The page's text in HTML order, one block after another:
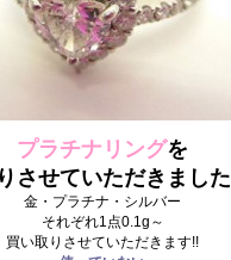
プラチナリングを
させていただきました
金・プラチナ・シルバー
それぞれ1点0.1g～
買い取りさせていただきます!!